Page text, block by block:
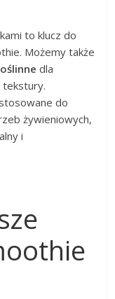
to klucz do
Możemy także
dla
tekstury.
do
żywieniowych,
i